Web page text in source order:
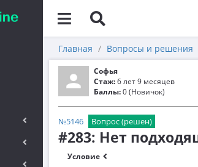
Главная Вопросы и решения
Софья
Стаж:6 лет 9 месяцев
Баллы:0 (Новичок)
№5146 Вопрос (решен)
#283: Нет
Условие